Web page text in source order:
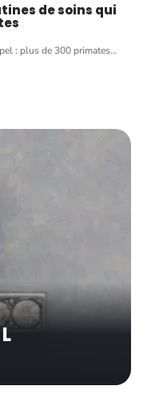
de soins qui
: plus de 300 primates…